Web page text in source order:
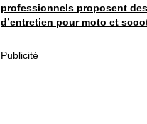
professionnels proposent
d’entretien pour moto et
Publicité